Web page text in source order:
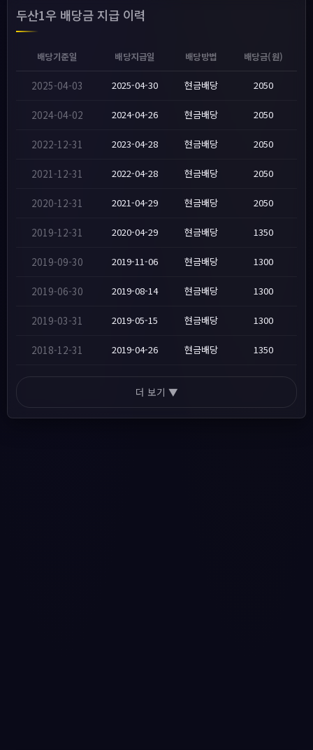
두산1우 배당금 지급 이력
배당기준일 배당지급일 배당방법 배당금(원)
2025-04-03 2025-04-30 현금배당 2050
2024-04-02 2024-04-26 현금배당 2050
2022-12-31 2023-04-28 현금배당 2050
2021-12-31 2022-04-28 현금배당 2050
2020-12-31 2021-04-29 현금배당 2050
2019-12-31 2020-04-29 현금배당 1350
2019-09-30 2019-11-06 현금배당 1300
2019-06-30 2019-08-14 현금배당 1300
2019-03-31 2019-05-15 현금배당 1300
2018-12-31 2019-04-26 현금배당 1350
더 보기 ▼